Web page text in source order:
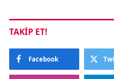
TAKIP ET!
Facebook